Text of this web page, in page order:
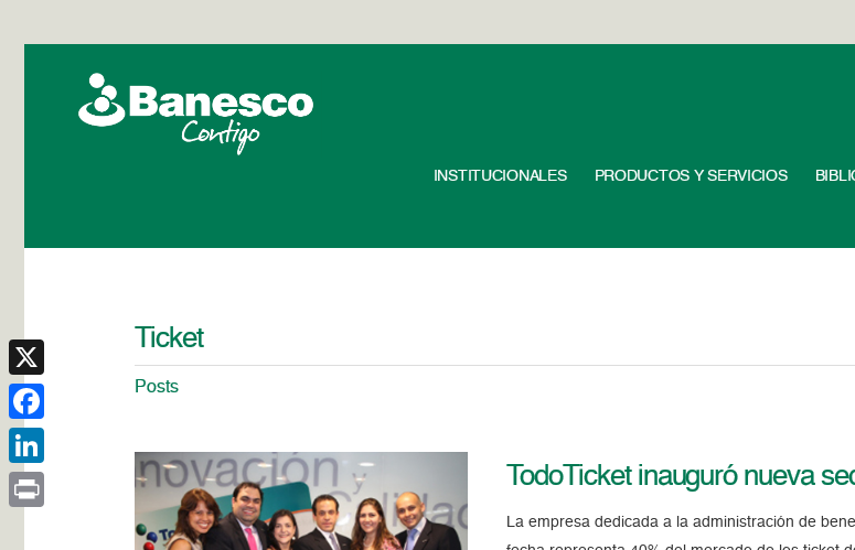
INSTITUCIONALES PRODUCTOS Y SERVICIOS
Ticket
Posts
TodoTicket inauguró nueva
La empresa dedicada a la administración de
X
Facebook
LinkedIn